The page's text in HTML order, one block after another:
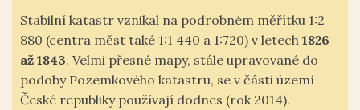
Stabilní katastr vznikal na podrobném měřítku 1:2
880 (centra měst také 1:1 440 a 1:720) v letech 1826
až 1843. Velmi přesné mapy, stále upravované do
podoby Pozemkového katastru, se v části území
České republiky používají dodnes (rok 2014).